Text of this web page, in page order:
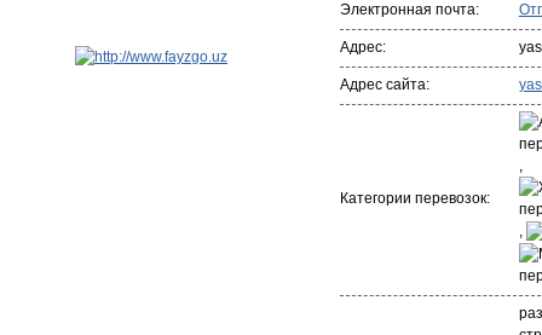
Электронная почта:
Адрес:
Адрес сайта:
Категории перевозок:
,
,